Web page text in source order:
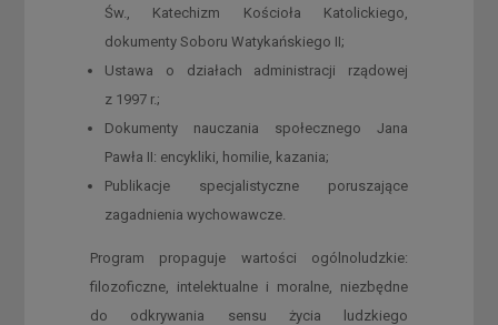
Św., Katechizm Kościoła Katolickiego,
dokumenty Soboru Watykańskiego II;
Ustawa o działach administracji rządowej
z 1997 r.;
Dokumenty nauczania społecznego Jana
Pawła II: encykliki, homilie, kazania;
Publikacje specjalistyczne poruszające
zagadnienia wychowawcze.
Program propaguje wartości ogólnoludzkie:
filozoficzne, intelektualne i moralne, niezbędne
do odkrywania sensu życia ludzkiego